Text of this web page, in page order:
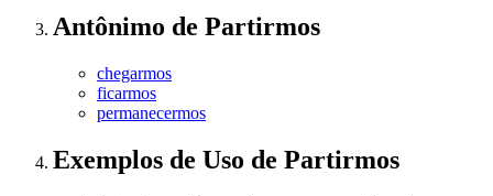
Antônimo de Partirmos
chegarmos
ficarmos
permanecermos
Exemplos de Uso de Partirmos